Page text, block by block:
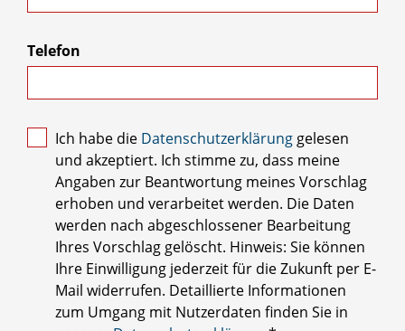
Telefon
Ich habe die Datenschutzerklärung gelesen
und akzeptiert. Ich stimme zu, dass meine
Angaben zur Beantwortung meines Vorschlag
erhoben und verarbeitet werden. Die Daten
werden nach abgeschlossener Bearbeitung
Ihres Vorschlag gelöscht. Hinweis: Sie können
Ihre Einwilligung jederzeit für die Zukunft per E-
Mail widerrufen. Detaillierte Informationen
zum Umgang mit Nutzerdaten finden Sie in